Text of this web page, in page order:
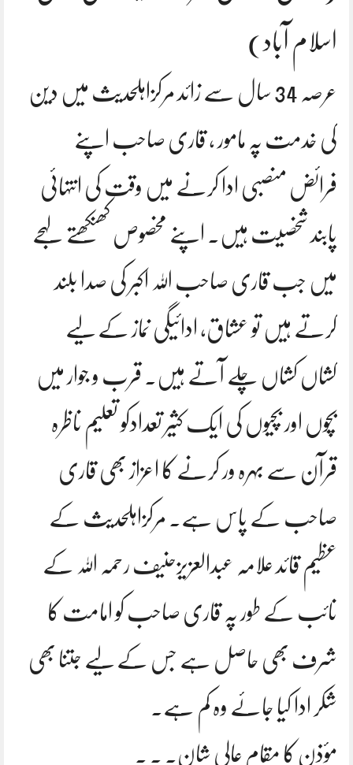
اسلام آباد)
عرصہ 34 سال سے زائد مرکزاہلحدیث میں دین
کی خدمت پہ مامور , قاری صاحب اپنے
فرائض منصبی ادا کرنے میں وقت کی انتہائی
پابند شخصیت ہیں. اپنے مخصوص کھنکھتے لہجے
میں جب قاری صاحب اللہ اکبر کی صدا بلند
کرتے ہیں تو عشاق, ادائیگی نماز کے لیے
کشاں کشاں چلے آتے ہیں. قرب و جوار میں
بچوں اور بچیوں کی ایک کثیر تعدادکو تعلیم ناظرہ
قرآن سے بہرہ ور کرنے کا اعزاز بھی قاری
صاحب کے پاس ہے. مرکزاہلحدیث کے
عظیم قائد علامہ عبدالعزیزحنیف رحمہ اللہ کے
نائب کے طور پہ قاری صاحب کو امامت کا
شرف بھی حاصل ہے جس کے لیے جتنا بھی
شکر ادا کیا جائے وہ کم ہے.
مؤذن کا مقام عالی شان۔ ۔ ۔